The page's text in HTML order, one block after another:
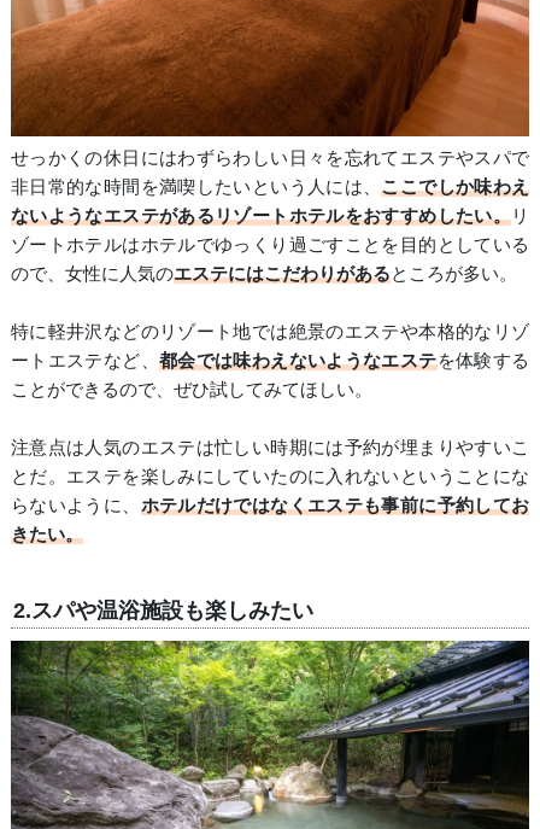
せっかくの休日にはわずらわしい日々を忘れてエステやスパで
非日常的な時間を満喫したいという人には、ここでしか味わえ
ないようなエステがあるリゾートホテルをおすすめしたい。リ
ゾートホテルはホテルでゆっくり過ごすことを目的としている
ので、女性に人気のエステにはこだわりがあるところが多い。
特に軽井沢などのリゾート地では絶景のエステや本格的なリゾ
ートエステなど、 都会では味わえないようなエステを体験する
ことができるので、ぜひ試してみてほしい。
注意点は人気のエステは忙しい時期には予約が埋まりやすいこ
とだ。エステを楽しみにしていたのに入れないということにな
らないように、 ホテルだけではなくエステも事前に予約してお
きたい。
2.スパや温浴施設も楽しみたい